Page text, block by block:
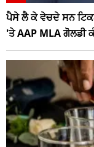
ਪੈਸੇ ਲੈ ਕੇ ਵੇਚਦੇ ਸਨ
'ਤੇ AAP MLA ਗੋਲਡੀ